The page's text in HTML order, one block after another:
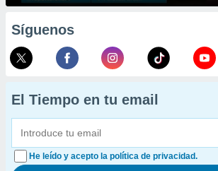
Síguenos
El Tiempo en tu email
He leído y acepto la política de privacidad.